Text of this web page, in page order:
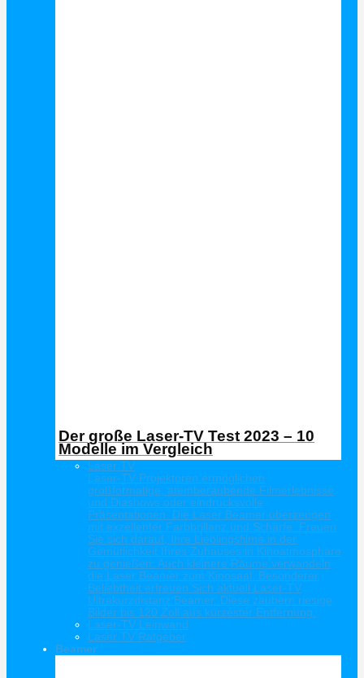
Der große Laser-TV Test 2023 – 10
Modelle im Vergleich
Laser TV
Laser-TV Projektoren ermöglichen
großformatige, atemberaubende Filmerlebnisse
und Diashows oder eindrucksvolle
Präsentationen. Die Laser Beamer überzeugen
mit exzellenter Farbbrillanz und Schärfe. Freuen
Sie sich darauf, Ihre Lieblingsfilme in der
Gemütlichkeit Ihres Zuhauses in Kinoatmosphäre
zu genießen. Auch kleinere Räume verwandeln
die Laser Beamer zum Kinosaal. Besonderer
Beliebtheit erfreuen Sich aktuell Laser-TV
Ultrakurzdistanz Beamer. Diese zaubern riesige
Bilder bis 120 Zoll aus kürzester Entfernung.
Laser-TV Leinwand
Laser TV Ratgeber
Beamer